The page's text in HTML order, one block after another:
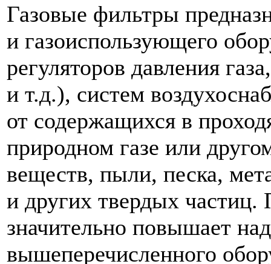
Газовые фильтры
и газоиспользующего
регуляторов давления
и т.д.), систем
от содержащихся в
природном газе или
веществ, пыли, песка,
и других твердых
значительно повышает
вышеперечисленного